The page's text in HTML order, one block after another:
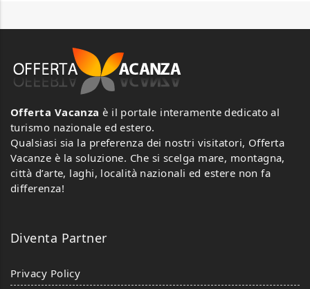
Offerta Vacanza è il portale interamente dedicato al
turismo nazionale ed estero.
Qualsiasi sia la preferenza dei nostri visitatori, Offerta
Vacanze è la soluzione. Che si scelga mare, montagna,
città d’arte, laghi, località nazionali ed estere non fa
differenza!
Diventa Partner
Privacy Policy